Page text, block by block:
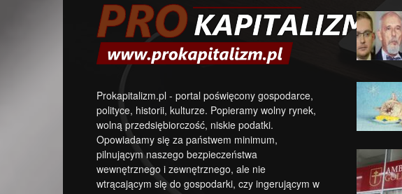
Prokapitalizm.pl - portal poświęcony gospodarce,
polityce, historii, kulturze. Popieramy wolny rynek,
wolną przedsiębiorczość, niskie podatki.
Opowiadamy się za państwem minimum,
pilnującym naszego bezpieczeństwa
wewnętrznego i zewnętrznego, ale nie
wtrącającym się do gospodarki, czy ingerującym w